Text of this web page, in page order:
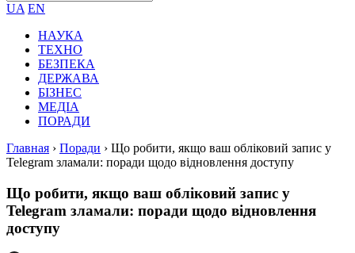
UA EN
НАУКА
ТЕХНО
БЕЗПЕКА
ДЕРЖАВА
БІЗНЕС
МЕДІА
ПОРАДИ
Главная › Поради › Що робити, якщо ваш обліковий запис у
Telegram зламали: поради щодо відновлення доступу
Що робити, якщо ваш обліковий запис у
Telegram зламали: поради щодо відновлення
доступу